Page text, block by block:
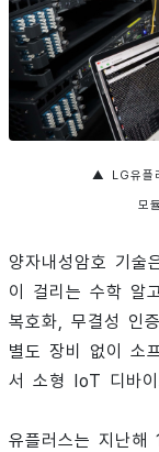
▲ LG유플
모
양자내성암호 기술
이 걸리는 수학 알
복호화, 무결성 인
별도 장비 없이 소
서 소형 IoT 디바
유플러스는 지난해